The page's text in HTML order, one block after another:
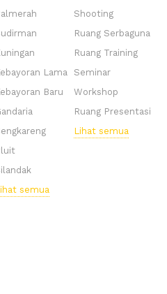
Lama
Baru
semua
Shooting
Ruang Serbaguna
Ruang Training
Seminar
Workshop
Ruang Presentasi
Lihat semua